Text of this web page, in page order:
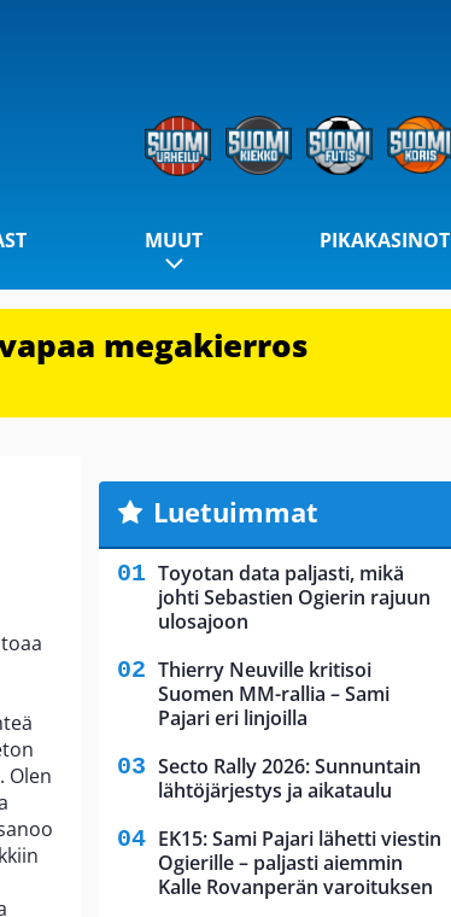
MUUT PIKAKASINOT
megakierros
Olen
Luetuimmat
Toyotan data paljasti, mikä
johti Sebastien Ogierin rajuun
ulosajoon
Thierry Neuville kritisoi
Suomen MM-rallia – Sami
Pajari eri linjoilla
Secto Rally 2026: Sunnuntain
lähtöjärjestys ja aikataulu
EK15: Sami Pajari lähetti viestin
Ogierille – paljasti aiemmin
Kalle Rovanperän varoituksen